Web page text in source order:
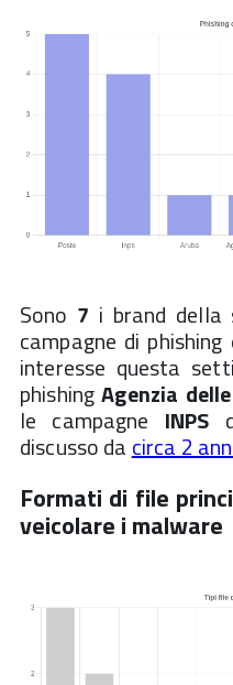
Sono 7 i brand della
campagne di
interesse questa
phishingAgenzia
le campagne INPS
discusso dacirca 2
Formati di file
veicolare i malware